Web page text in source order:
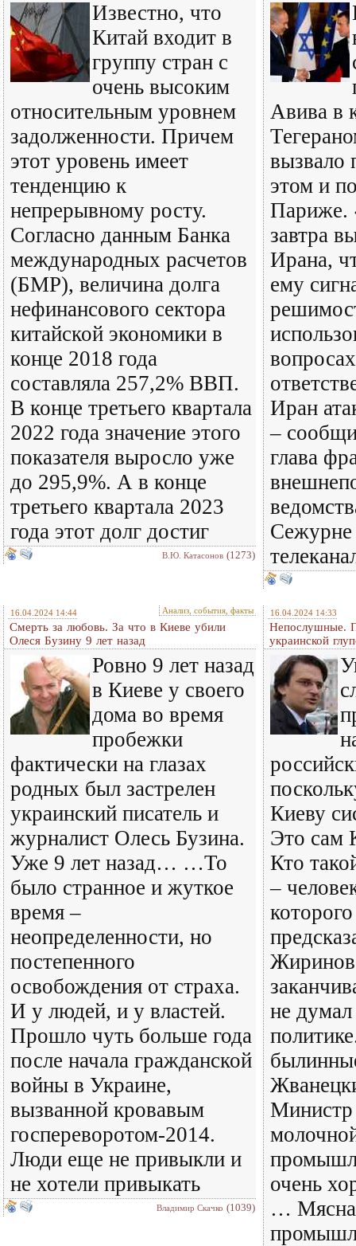
Известно, что
Китай входит в
группу стран с
очень высоким
относительным уровнем
задолженности. Причем
этот уровень имеет
тенденцию к
непрерывному росту.
Согласно данным Банка
международных расчетов
(БМР), величина долга
нефинансового сектора
китайской экономики в
конце 2018 года
составляла 257,2% ВВП.
В конце третьего квартала
2022 года значение этого
показателя выросло уже
до 295,9%. А в конце
третьего квартала 2023
года этот долг достиг
В.Ю. Катасонов (1273)
Авива в
вызвало
этом и
Париже.
завтра
Ирана,
ему
вопросах
Иран
–
глава
Сежурне
16.04.2024 14:44 Анализ, события, факты
Смерть за любовь. За что в Киеве убили
Олеся Бузину 9 лет назад
Ровно 9 лет назад
в Киеве у своего
дома во время
пробежки
фактически на глазах
родных был застрелен
украинский писатель и
журналист Олесь Бузина.
Уже 9 лет назад… …То
было странное и жуткое
время –
неопределенности, но
постепенного
освобождения от страха.
И у людей, и у властей.
Прошло чуть больше года
после начала гражданской
войны в Украине,
вызванной кровавым
госпереворотом-2014.
Люди еще не привыкли и
не хотели привыкать
Владимир Скачко (1039)
16.04.2024 14:33
Непослушные.
украинской
Киеву
Это сам
Кто
–
не
Министр
очень
…